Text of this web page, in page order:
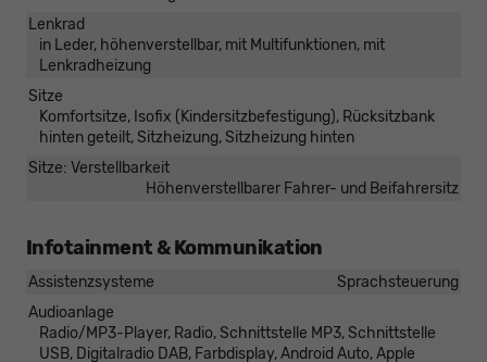
Lenkrad
in Leder, höhenverstellbar, mit Multifunktionen, mit
Lenkradheizung
Sitze
Komfortsitze, Isofix (Kindersitzbefestigung), Rücksitzbank
hinten geteilt, Sitzheizung, Sitzheizung hinten
Sitze: Verstellbarkeit
Höhenverstellbarer Fahrer- und Beifahrersitz
Infotainment & Kommunikation
Assistenzsysteme
Sprachsteuerung
Audioanlage
Radio/MP3-Player, Radio, Schnittstelle MP3, Schnittstelle
USB, Digitalradio DAB, Farbdisplay, Android Auto, Apple